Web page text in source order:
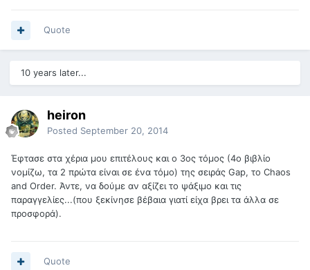
Quote
10 years later...
heiron
Posted September 20, 2014
Έφτασε στα χέρια μου επιτέλους και ο 3ος τόμος (4ο βιβλίο
νομίζω, τα 2 πρώτα είναι σε ένα τόμο) της σειράς Gap, το Chaos
and Order. Άντε, να δούμε αν αξίζει το ψάξιμο και τις
παραγγελίες...(που ξεκίνησε βέβαια γιατί είχα βρει τα άλλα σε
προσφορά).
Quote